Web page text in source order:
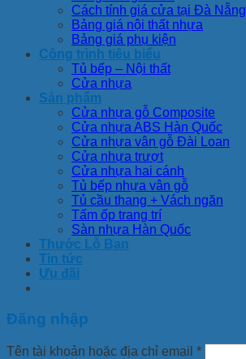
Cách tính giá cửa tại Đà Nẵng
Bảng giá nội thất nhựa
Bảng giá phụ kiện
Công trình tiêu biểu
Tủ bếp – Nội thất
Cửa nhựa
Sản phẩm
Cửa nhựa gỗ Composite
Cửa nhựa ABS Hàn Quốc
Cửa nhựa vân gỗ Đài Loan
Cửa nhựa trượt
Cửa nhựa hai cánh
Tủ bếp nhựa vân gỗ
Tủ cầu thang + Vách ngăn
Tấm ốp trang trí
Sàn nhựa Hàn Quốc
Thước Lỗ Ban
Tin tức
Ưu đãi
Đăng nhập
Tên tài khoản hoặc địa chỉ email *